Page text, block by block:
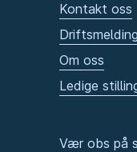
Kontakt oss
Om oss
Ledige
Vær obs på